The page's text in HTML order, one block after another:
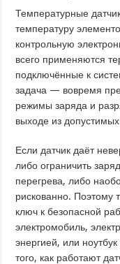
Температурные
температуру
контрольную
всего применяются
подключённые к
задача — вовремя
режимы заряда и
выходе из
Если датчик даёт
либо ограничить
перегрева, либо
рискованно. Поэтому
ключ к безопасной
электромобиль,
энергией, или
того, как работают